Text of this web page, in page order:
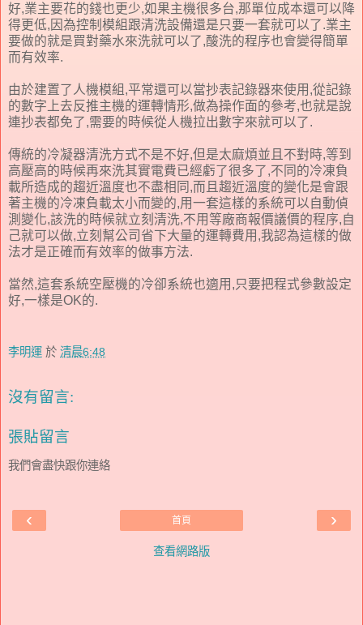
好,業主要花的錢也更少,如果主機很多台,那單位成本還可以降
得更低,因為控制模組跟清洗設備還是只要一套就可以了.業主
要做的就是買對藥水來洗就可以了,酸洗的程序也會變得簡單
而有效率.
由於建置了人機模組,平常還可以當抄表記錄器來使用,從記錄
的數字上去反推主機的運轉情形,做為操作面的參考,也就是說
連抄表都免了,需要的時候從人機拉出數字來就可以了.
傳統的冷凝器清洗方式不是不好,但是太麻煩並且不對時,等到
高壓高的時候再來洗其實電費已經虧了很多了,不同的冷凍負
載所造成的趨近溫度也不盡相同,而且趨近溫度的變化是會跟
著主機的冷凍負載太小而變的,用一套這樣的系統可以自動偵
測變化,該洗的時候就立刻清洗,不用等廠商報價議價的程序,自
己就可以做,立刻幫公司省下大量的運轉費用,我認為這樣的做
法才是正確而有效率的做事方法.
當然,這套系統空壓機的冷卻系統也適用,只要把程式參數設定
好,一樣是OK的.
李明運 於 清晨6:48
沒有留言:
張貼留言
我們會盡快跟你連絡
‹ ›
首頁
查看網路版